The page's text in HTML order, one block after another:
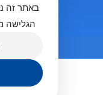
Phone
באתר זה
הגלישה